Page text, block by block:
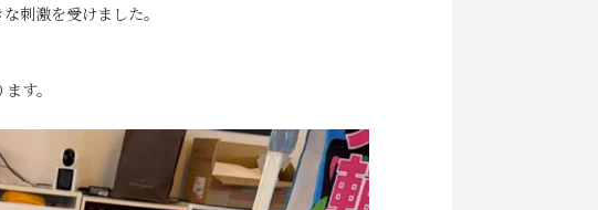
刺激を受けました。
す。